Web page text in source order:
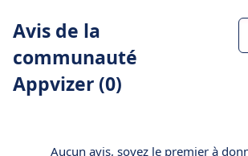
Avis de la
communauté
Appvizer (0)
Aucun avis, soyez le premier à